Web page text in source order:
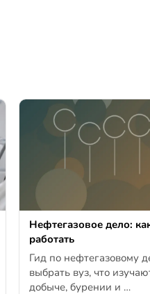
Нефтегазовое дело:
работать
Гид по нефтегазовому
выбрать вуз, что
добыче, бурении и …